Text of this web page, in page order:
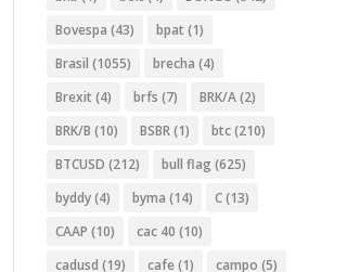
Bovespa (43) bpat (1)
Brasil (1055) brecha (4)
Brexit (4) brfs (7) BRK/A(2)
BRK/B (10) BSBR(1) btc(210)
BTCUSD (212) bull flag (625)
byddy(4) byma (14) C(13)
CAAP (10) cac 40 (10)
cadusd (19) cafe (1) campo (5)